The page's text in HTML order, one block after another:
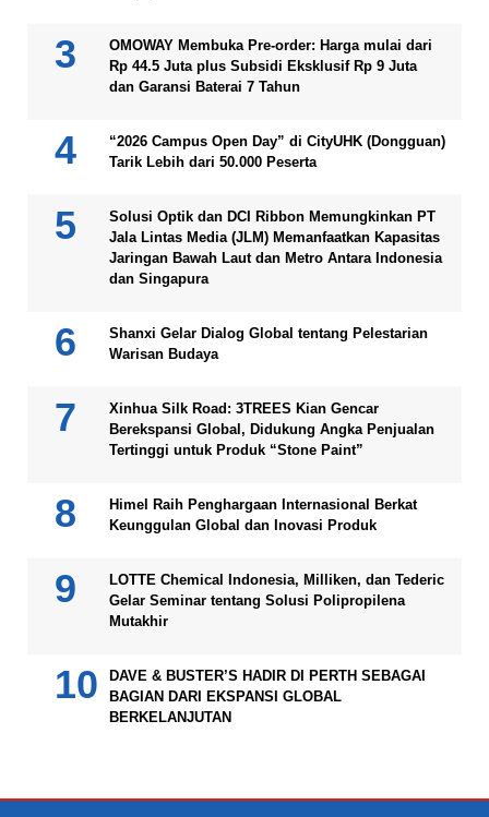
OMOWAY Membuka Pre-order: Harga mulai dari
Rp 44.5 Juta plus Subsidi Eksklusif Rp 9 Juta
dan Garansi Baterai 7 Tahun
“2026 Campus Open Day” di CityUHK (Dongguan)
Tarik Lebih dari 50.000 Peserta
Solusi Optik dan DCI Ribbon Memungkinkan PT
Jala Lintas Media (JLM) Memanfaatkan Kapasitas
Jaringan Bawah Laut dan Metro Antara Indonesia
dan Singapura
Shanxi Gelar Dialog Global tentang Pelestarian
Warisan Budaya
Xinhua Silk Road: 3TREES Kian Gencar
Berekspansi Global, Didukung Angka Penjualan
Tertinggi untuk Produk “Stone Paint”
Himel Raih Penghargaan Internasional Berkat
Keunggulan Global dan Inovasi Produk
LOTTE Chemical Indonesia, Milliken, dan Tederic
Gelar Seminar tentang Solusi Polipropilena
Mutakhir
DAVE & BUSTER’S HADIR DI PERTH SEBAGAI
BAGIAN DARI EKSPANSI GLOBAL
BERKELANJUTAN